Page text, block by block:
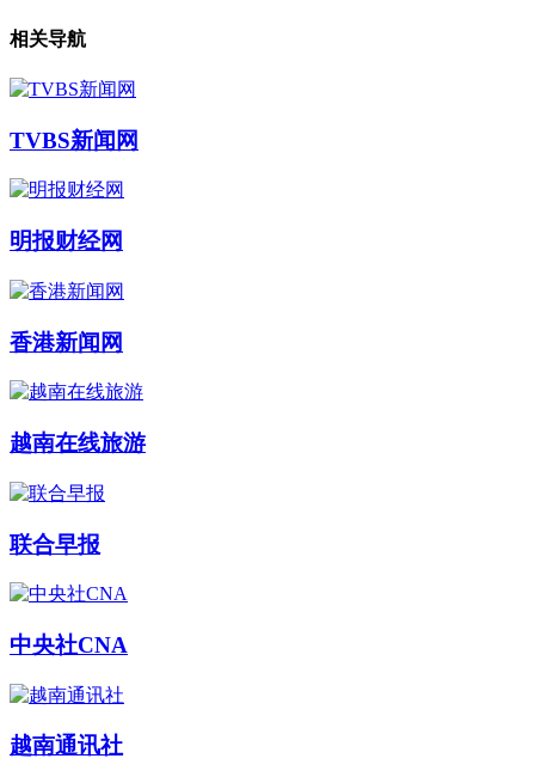
相关导航
TVBS新闻网
明报财经网
香港新闻网
越南在线旅游
联合早报
中央社CNA
越南通讯社